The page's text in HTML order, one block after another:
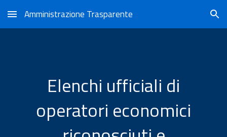
Skip to main content Skip to navigation
Amministrazione Trasparente
Elenchi ufficiali di
operatori economici